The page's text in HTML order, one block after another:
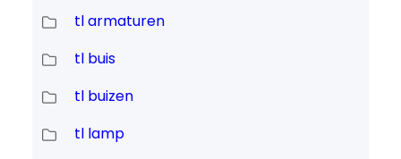
tl armaturen
tl buis
tl buizen
tl lamp